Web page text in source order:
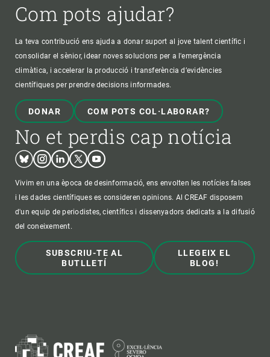
Com pots ajudar?
La teva contribució ens ajuda a donar suport al jove talent científic i
consolidar el sènior, idear noves solucions per a l'emergència
climàtica, i accelerar la producció i transferència d’evidències
científiques per prendre decisions informades.
DONAR COM POTS COL·LABORAR?
No et perdis cap notícia
BlueskyInstagram
LinkedinTwitterYoutube
Vivim en una època de desinformació, ens envolten les notícies falses
i les dades científiques es consideren opinions. Al CREAF disposem
d'un equip de periodistes, científics i dissenyadors dedicats a la difusió
del coneixement.
SUBSCRIU-TE AL
BUTLLETÍ
LLEGEIX EL
BLOG!